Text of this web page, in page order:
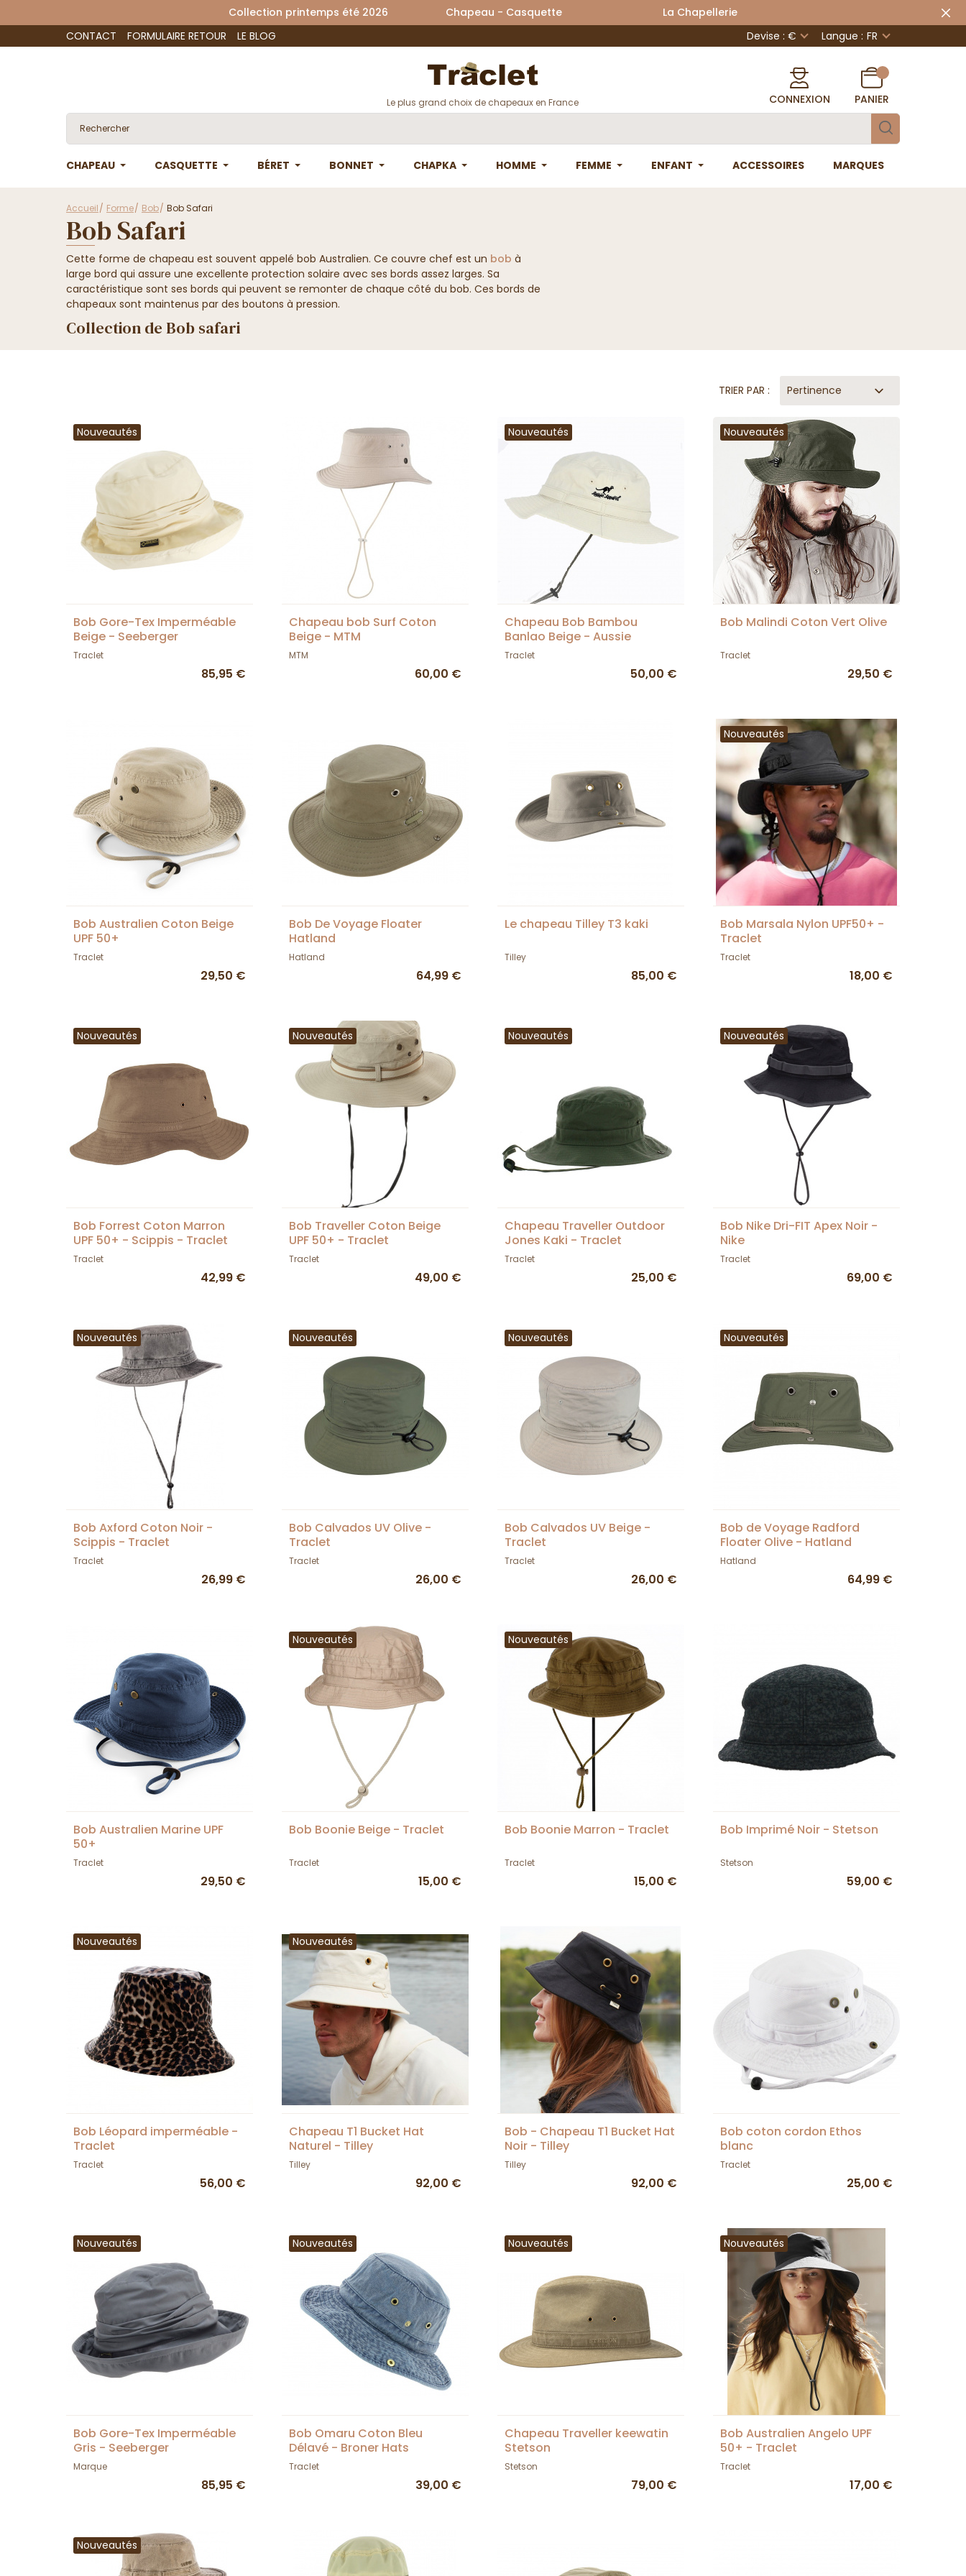
Collection printemps été 2026 Chapeau - Casquette La Chapellerie
CONTACT
FORMULAIRE RETOUR LE BLOG Devise : € Langue : FR
Le plus grand choix de chapeaux en France CONNEXION PANIER
CHAPEAU CASQUETTE BÉRET BONNET CHAPKA HOMME FEMME ENFANT ACCESSOIRES MARQUES
Accueil Forme Bob Bob Safari
Bob Safari
Cette forme de chapeau est souvent appelé bob Australien. Ce couvre chef est un bob à
large bord qui assure une excellente protection solaire avec ses bords assez larges. Sa
caractéristique sont ses bords qui peuvent se remonter de chaque côté du bob. Ces bords de
chapeaux sont maintenus par des boutons à pression.
Collection de Bob safari
TRIER PAR : Pertinence
Nouveautés
Bob Gore-Tex Imperméable
Beige - Seeberger
Traclet
85,95 €
Chapeau bob Surf Coton
Beige - MTM
MTM
60,00 €
Nouveautés
Chapeau Bob Bambou
Banlao Beige - Aussie
Apparel
Traclet
50,00 €
Nouveautés
Bob Malindi Coton Vert Olive
Traclet
29,50 €
Bob Australien Coton Beige
UPF 50+
Traclet
29,50 €
Bob De Voyage Floater
Hatland
Hatland
64,99 €
Le chapeau Tilley T3 kaki
Tilley
85,00 €
Nouveautés
Bob Marsala Nylon UPF50+ -
Traclet
Traclet
18,00 €
Nouveautés
Bob Forrest Coton Marron
UPF 50+ - Scippis - Traclet
Traclet
42,99 €
Nouveautés
Bob Traveller Coton Beige
UPF 50+ - Traclet
Traclet
49,00 €
Nouveautés
Chapeau Traveller Outdoor
Jones Kaki - Traclet
Traclet
25,00 €
Nouveautés
Bob Nike Dri-FIT Apex Noir -
Nike
Traclet
69,00 €
Nouveautés
Bob Axford Coton Noir -
Scippis - Traclet
Traclet
26,99 €
Nouveautés
Bob Calvados UV Olive -
Traclet
Traclet
26,00 €
Nouveautés
Bob Calvados UV Beige -
Traclet
Traclet
26,00 €
Nouveautés
Bob de Voyage Radford
Floater Olive - Hatland
Hatland
64,99 €
Bob Australien Marine UPF
50+
Traclet
29,50 €
Nouveautés
Bob Boonie Beige - Traclet
Traclet
15,00 €
Nouveautés
Bob Boonie Marron - Traclet
Traclet
15,00 €
Bob Imprimé Noir - Stetson
Stetson
59,00 €
Nouveautés
Bob Léopard imperméable -
Traclet
Traclet
56,00 €
Nouveautés
Chapeau T1 Bucket Hat
Naturel - Tilley
Tilley
92,00 €
Bob - Chapeau T1 Bucket Hat
Noir - Tilley
Tilley
92,00 €
Bob coton cordon Ethos
blanc
Traclet
25,00 €
Nouveautés
Bob Gore-Tex Imperméable
Gris - Seeberger
Marque
85,95 €
Nouveautés
Bob Omaru Coton Bleu
Délavé - Broner Hats
Traclet
39,00 €
Nouveautés
Chapeau Traveller keewatin
Stetson
Stetson
79,00 €
Nouveautés
Bob Australien Angelo UPF
50+ - Traclet
Traclet
17,00 €
Nouveautés